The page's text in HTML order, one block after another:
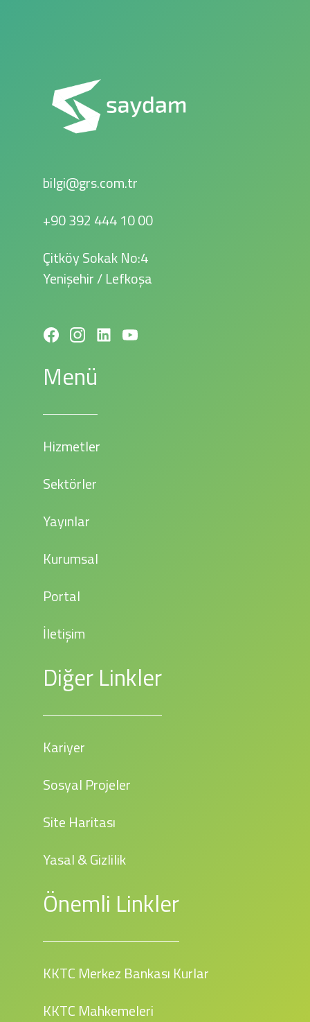
bilgi@grs.com.tr
+90 392 444 10 00
Çitköy Sokak No:4
Yenişehir / Lefkoşa
Menü
Hizmetler
Sektörler
Yayınlar
Kurumsal
Portal
İletişim
Diğer Linkler
Kariyer
Sosyal Projeler
Site Haritası
Yasal & Gizlilik
Önemli Linkler
KKTC Merkez Bankası Kurlar
KKTC Mahkemeleri